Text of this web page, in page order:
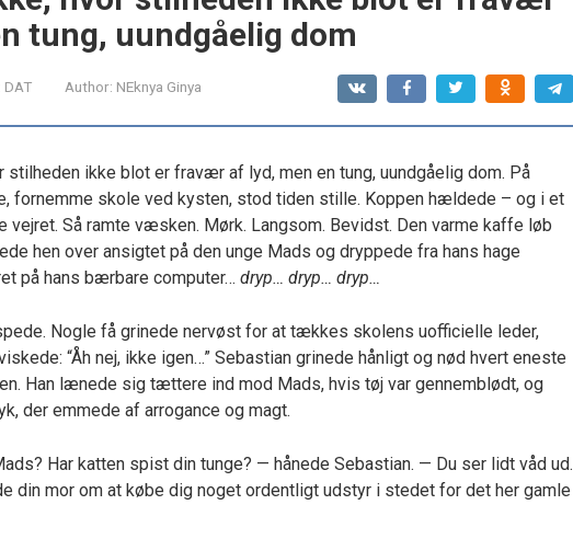
tung, uundgåelig dom
DAT Author: NEknya Ginya
stilheden ikke blot er fravær af lyd, men en tung, uundgåelig dom. På
fornemme skole ved kysten, stod tiden stille. Koppen hældede – og i et
vejret. Så ramte væsken. Mørk. Langsom. Bevidst. Den varme kaffe løb
hen over ansigtet på den unge Mads og dryppede fra hans hage
på hans bærbare computer… dryp… dryp… dryp…
Nogle få grinede nervøst for at tækkes skolens uofficielle leder,
“Åh nej, ikke igen…” Sebastian grinede hånligt og nød hvert eneste
Han lænede sig tættere ind mod Mads, hvis tøj var gennemblødt, og
der emmede af arrogance og magt.
Har katten spist din tunge? — hånede Sebastian. — Du ser lidt våd ud.
din mor om at købe dig noget ordentligt udstyr i stedet for det her gamle